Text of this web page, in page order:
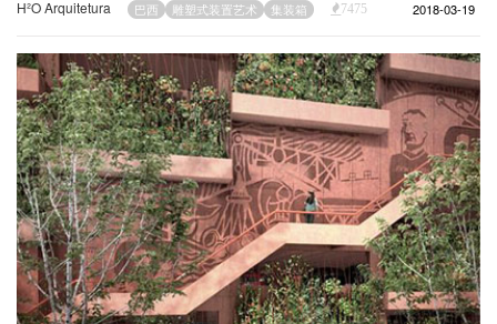
内。设计团队希望通过这样的设计表现出：工作、生活与休闲是可以在一
H²O Arquitetura 巴西 雕塑式装置艺术 集装箱 7475 2018-03-19